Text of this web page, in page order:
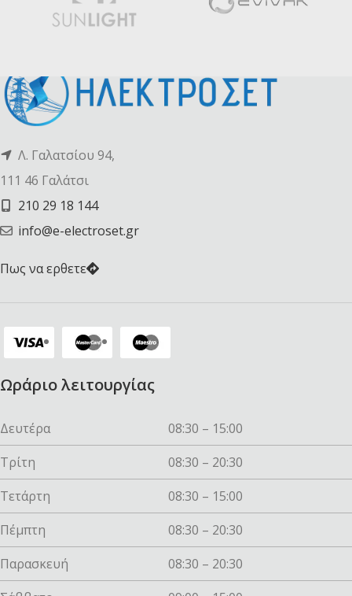
Λ. Γαλατσίου 94,
111 46 Γαλάτσι
210 29 18 144
info@e-electroset.gr
Πως να ερθετε
Ωράριο λειτουργίας
Δευτέρα
08:30 – 15:00
Τρίτη
08:30 – 20:30
Τετάρτη
08:30 – 15:00
Πέμπτη
08:30 – 20:30
Παρασκευή
08:30 – 20:30